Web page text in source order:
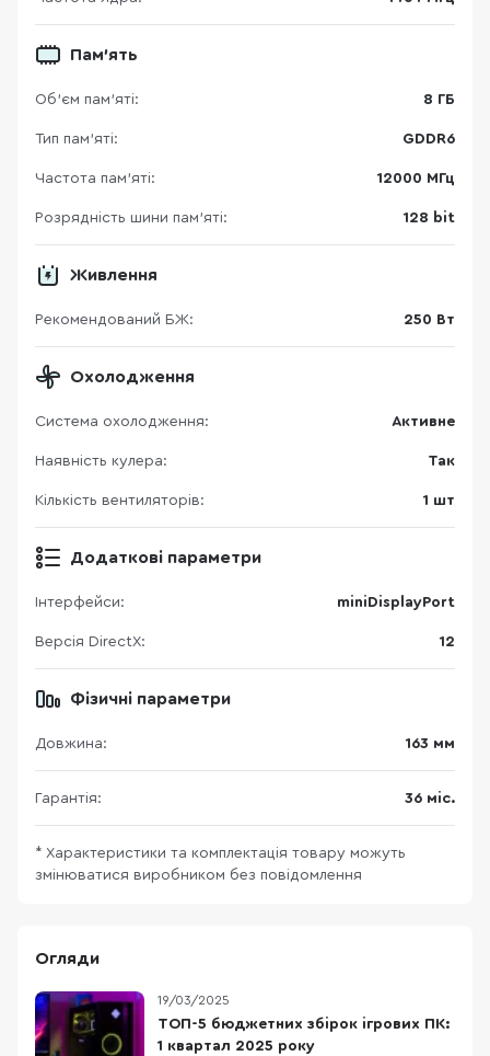
Пам'ять
Об’єм пам’яті: 8 ГБ
Тип пам’яті: GDDR6
Частота пам'яті: 12000 МГц
Розрядність шини пам'яті: 128 bit
Живлення
Рекомендований БЖ: 250 Вт
Охолодження
Система охолодження: Активне
Наявність кулера: Так
Кількість вентиляторів: 1 шт
Додаткові параметри
Інтерфейси: miniDisplayPort
Версія DirectX: 12
Фізичні параметри
Довжина: 163 мм
Гарантія: 36 міс.
* Характеристики та комплектація товару можуть
змінюватися виробником без повідомлення
Огляди
19/03/2025
ТОП-5 бюджетних збірок ігрових ПК:
1 квартал 2025 року